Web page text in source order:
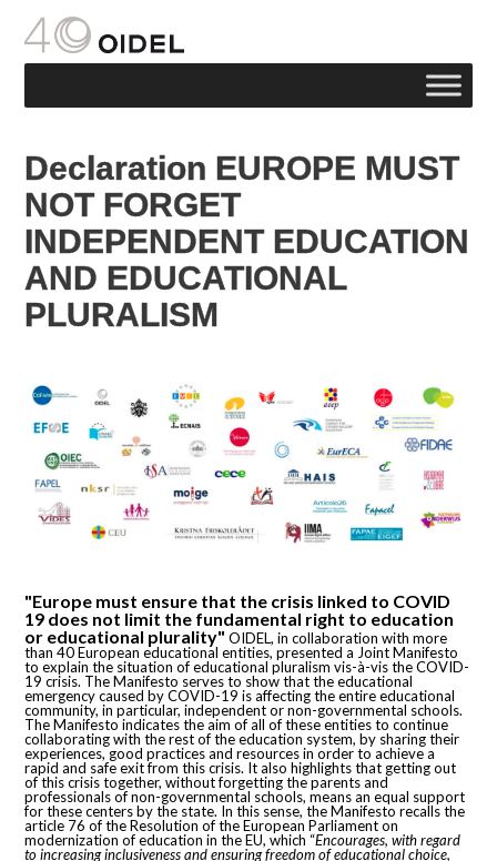
Declaration EUROPE MUST
NOT FORGET
INDEPENDENT EDUCATION
AND EDUCATIONAL
PLURALISM
"Europe must ensure that the crisis linked to COVID
19 does not limit the fundamental right to education
or educational plurality" OIDEL, in collaboration with more
than 40 European educational entities, presented a Joint Manifesto
to explain the situation of educational pluralism vis-à-vis the COVID-
19 crisis. The Manifesto serves to show that the educational
emergency caused by COVID-19 is affecting the entire educational
community, in particular, independent or non-governmental schools.
The Manifesto indicates the aim of all of these entities to continue
collaborating with the rest of the education system, by sharing their
experiences, good practices and resources in order to achieve a
rapid and safe exit from this crisis. It also highlights that getting out
of this crisis together, without forgetting the parents and
professionals of non-governmental schools, means an equal support
for these centers by the state. In this sense, the Manifesto recalls the
article 76 of the Resolution of the European Parliament on
modernization of education in the EU, which “Encourages, with regard
to increasing inclusiveness and ensuring freedom of educational choice,